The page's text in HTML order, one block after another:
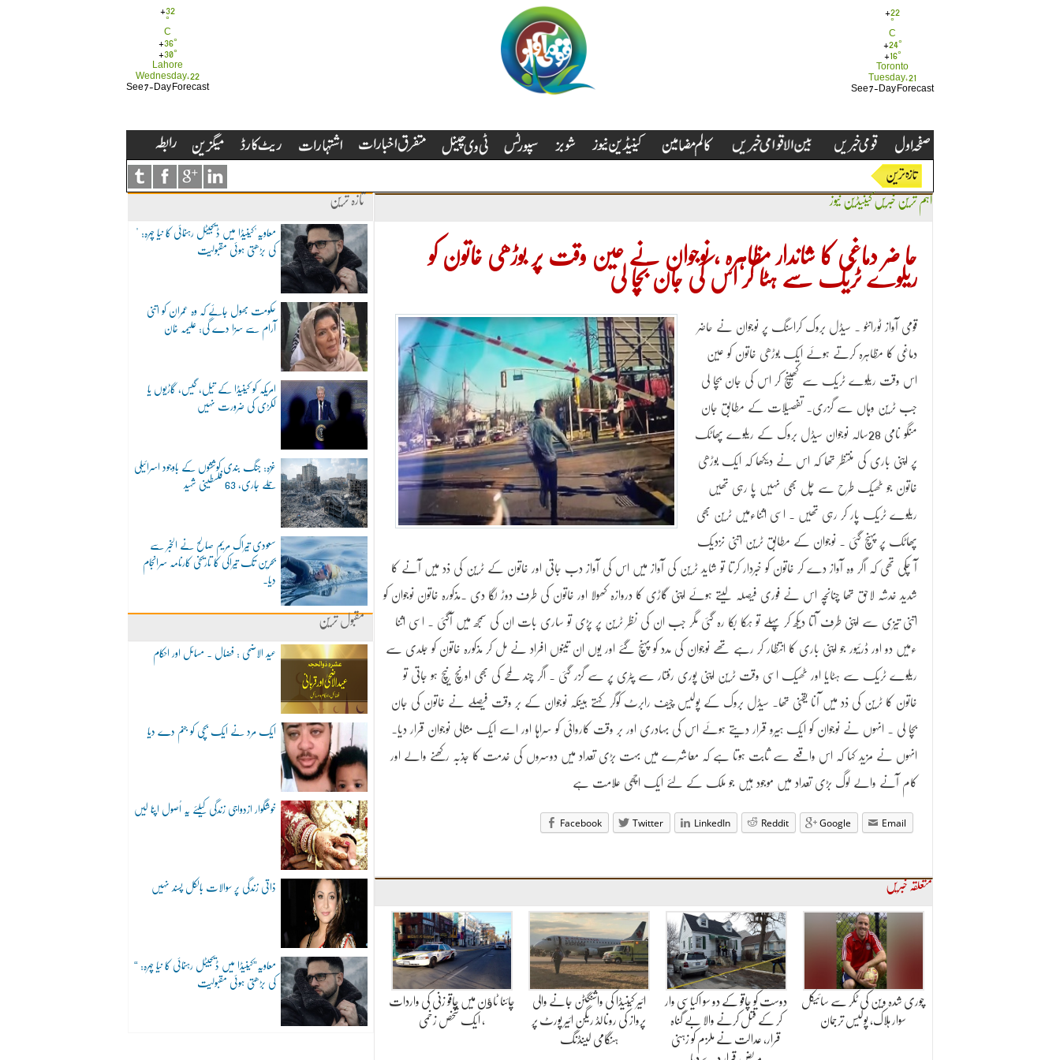
+22
°
C
+24°
+ 16°
Toronto
Tuesday, 21
See 7-Day Forecast
+32
°
C
+36°
+30°
Lahore
Wednesday, 22
See 7-Day Forecast
تازہ ترین
"معاویہ"کینیڈا میں ڈیجیٹل رہنمائی کا نیا چہرہ:
کی بڑھتی ہوئی مقبولیت
حکومت بھول جائے کہ وہ عمران کو اتنی
آرام سے سزا دے گی: علیمہ خان
امریکہ کو کینیڈا کے تیل، گیس، گاڑیوں یا
لکڑی کی ضرورت نہیں
غزہ: جنگ بندی کوششوں کے باوجود اسرائیلی
حملے جاری، 63 فلسطینی شہید
سعودی تیراک مریم صالح نے الخبر سے
بحرین تک تیراکی کا تاریخی کارنامہ سرانجام
دیا۔
مقبول ترین
عید الاضحی : فضال ۔ مسائل اور احکام
ایک مرد نے ایک بچی کو جنم دے دیا
خوشگوار ازدواجی زندگی کیلئے یہ اُصول اپنا لیں
ذاتی زندگی پر سوالات بالکل پسند نہیں
“معاویہ”کینیڈا میں ڈیجیٹل رہنمائی کا نیا چہرہ:
کی بڑھتی ہوئی مقبولیت
اہم ترین خبریں کینیڈین نیوز
حا ضر دماغی کا شاندار مظاہرہ ، نوجوان نے عین وقت پر بوڑھی خاتون کو
ریلوے ٹریک سے ہٹا کر اس کی جان بچا لی
قومی آواز ٹورانٹو ۔ سیڈل بروک کراسنگ پر نوجوان نے حاضر
دماغی کا مظاہرہ کرتے ہوئے ایک بوڑھی خاتون کو عین
اس وقت ریلوے ٹریک سے کھینچ کر اس کی جان بچا لی
جب ٹرین وہاں سے گزری۔ تفصیلات کے مطابق جان
منگو نامی 28سالہ نوجوان سیڈل بروک کے ریلوے پھاٹک
پر اپنی باری کی منتظر تھا کہ اس نے دیکھا کہ ایک بوڑھی
خاتون جو ٹھیک طرح سے چل بھی نہیں پا رہی تھیں
ریلوے ٹریک پار کر رہی تھیں ۔ اسی اثناءمیں ٹرین بھی
پھاٹک پر پہنچ گئی ۔ نوجوان کے مطابق ٹرین اتنی نزدیک
آ چکی تھی کہ اگر وہ آواز دے کر خاتون کو خبردار کرتا تو شاید ٹرین کی آواز میں اس کی آواز دب جاتی اور خاتون کے ٹرین کی ذد میں آنے کا
شدید خدشہ لاحق تھا چنانچہ اس نے فوری فیصلہ لیتے ہوئے اپنی گاڑی کا دروازہ کھولا اور خاتون کی طرف دوڑ لگا دی ۔مذکورہ خاتون نوجوان کو
اتنی تیزی سے اپنی طرف آتا دیکھ کر پہلے تو ہکا بکا رہ گئی مگر جب ان کی نظر ٹرین پر پڑی تو ساری بات ان کی سمجھ میں آگئی ۔ اسی اثنا
ءمیں دو اور ڈرئیور جو اپنی باری کا انتظار کر رہے تھے نوجوان کی مدد کو پہنچ گئے اور یوں ان تینوں افراد نے مل کر مذکورہ خاتون کو جلدی سے
ریلوے ٹریک سے ہٹایا اور ٹھیک اسی وقت ٹرین اپنی پوری رفتار سے پٹری پر سے گزر گئی ۔ اگر چند لمحے کی بھی اونچ نیچ ہو جاتی تو
خاتون کا ٹرین کی ذد میں آنا یقنی تھا۔ سیڈل بروک کے پولیس چیف رابرٹ کوگر کہتے ہیںکہ نوجوان کے بر وقت فیصلے نے خاتون کی جان
بچا لی ۔ انہوں نے نوجوان کو ایک ہیرو قرار دیتے ہوئے اس کی بہادری اور بر وقت کاروائی کو سراہا اور اسے ایک مثالی نوجوان قرار دیا۔
انہوں نے مزید کہا کہ اس واقعے سے ثابت ہوتا ہے کہ معاشرے میں بہت بڑی تعداد میں دوسروں کی خدمت کا جذبہ رکھنے والے اور
کام آنے والے لوگ بڑی تعداد میں موجود ہیں جو ملک کے لئے ایک اچھی علامت ہے
Facebook Twitter LinkedIn Reddit Google Email
متعلقہ خبریں
چوری شدہ وین کی ٹکر سے سائیکل
سوار ہلاک، پولیس ترجمان
دوست کو چاقو کے دو سو اکیاسی وار
کر کے قتل کرنے والا بے گناہ
قرار، عدالت نے ملزم کو زہنی
ائیر کینیڈا کی واشنگٹن جانے والی
پرواز کی رونالڈ ریگن ائیر پورٹ پر
ہنگامی لینڈنگ
چائنا ٹاﺅن میں چاقو زنی کی واردات
، ایک شخص زخمی